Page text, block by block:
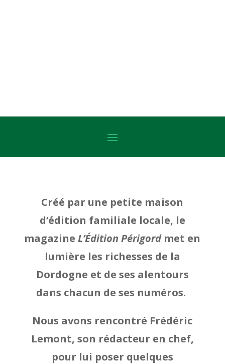
Créé par une petite maison
d’édition familiale locale, le
magazineL’Édition Périgordmet en
lumière les richesses de la
Dordogne et de ses alentours
dans chacun de ses numéros.
Nous avons rencontré Frédéric
Lemont, son rédacteur en chef,
pour lui poser quelques